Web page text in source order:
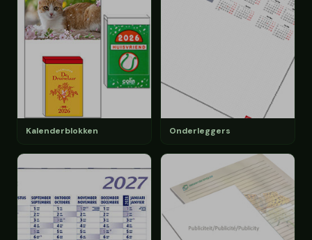
Kalenderblokken Onderleggers